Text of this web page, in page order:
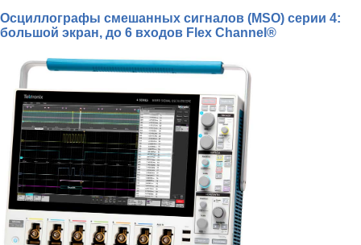
Осциллографы смешанных сигналов (MSO) серии 4:
большой экран, до 6 входов Flex Channel®